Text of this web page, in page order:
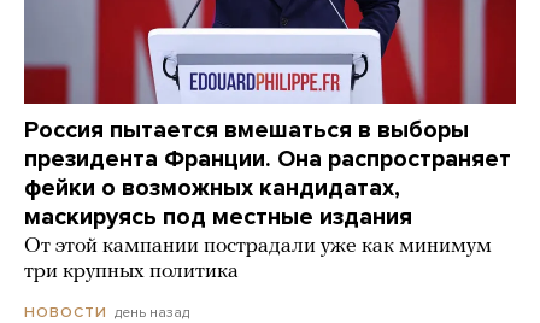
Россия пытается вмешаться в выборы
президента Франции. Она распространяет
фейки о возможных кандидатах,
маскируясь под местные издания
От этой кампании пострадали уже как минимум
три крупных политика
НОВОСТИ день назад